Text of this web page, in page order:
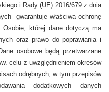
i Rady (UE) 2016/679 z dnia
gwarantuje właściwą ochronę
Osobie, której dane dotyczą ma
oraz prawo do poprawiania i
osobowe będą przetwarzane
celu z uwzględnieniem okresów
odrębnych, w tym przepisów
dodatkowych danych